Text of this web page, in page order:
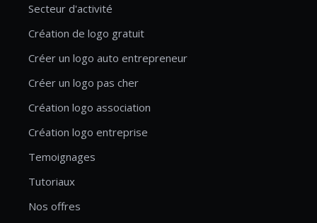
Secteur d'activité
Création de logo gratuit
Créer un logo auto entrepreneur
Créer un logo pas cher
Création logo association
Création logo entreprise
Temoignages
Tutoriaux
Nos offres